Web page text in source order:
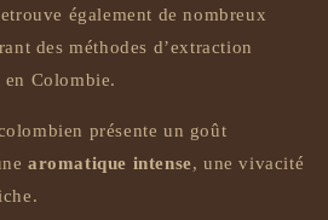
également de nombreux
des méthodes d’extraction
Colombie.
présente un goût
aromatique intense, une vivacité